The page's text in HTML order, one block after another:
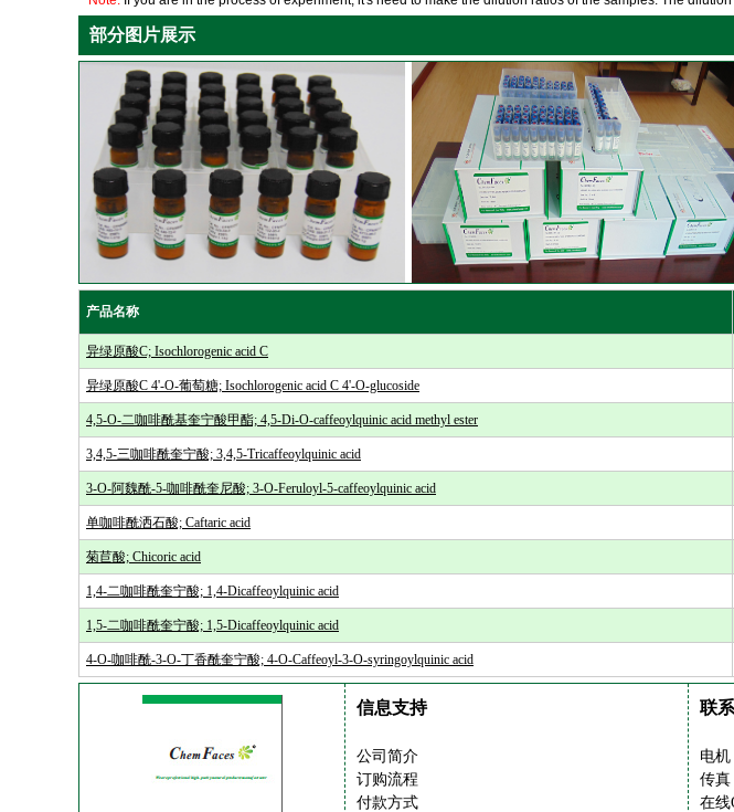
部分图片展示
产品名称
异绿原酸C; Isochlorogenic acid C
异绿原酸C 4'-O-葡萄糖; Isochlorogenic acid C 4'-O-glucoside
4,5-O-二咖啡酰基奎宁酸甲酯; 4,5-Di-O-caffeoylquinic acid methyl ester
3,4,5-三咖啡酰奎宁酸; 3,4,5-Tricaffeoylquinic acid
3-O-阿魏酰-5-咖啡酰奎尼酸; 3-O-Feruloyl-5-caffeoylquinic acid
单咖啡酰洒石酸; Caftaric acid
菊苣酸; Chicoric acid
1,4-二咖啡酰奎宁酸; 1,4-Dicaffeoylquinic acid
1,5-二咖啡酰奎宁酸; 1,5-Dicaffeoylquinic acid
4-O-咖啡酰-3-O-丁香酰奎宁酸; 4-O-Caffeoyl-3-O-syringoylquinic acid
信息支持
公司简介
订购流程
付款方式
联
电机
传真
在线